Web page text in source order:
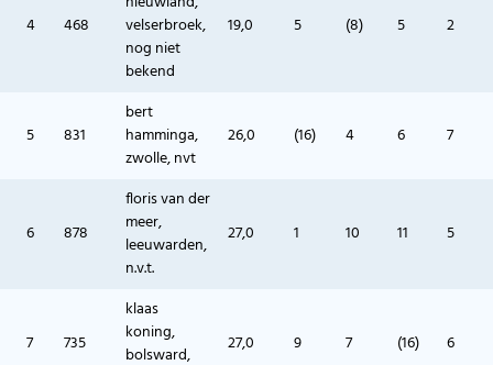
4 468
velserbroek,
nog niet
bekend
19,0 5 (8) 5 2
5 831
bert
hamminga,
zwolle, nvt
26,0 (16) 4 6 7
6 878
floris van der
meer,
leeuwarden,
n.v.t.
27,0 1 10 11 5
7 735
klaas
koning,
bolsward,
27,0 9 7 (16) 6